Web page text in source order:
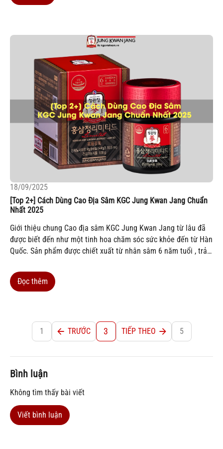
18/09/2025
[Top 2+] Cách Dùng Cao Địa Sâm KGC Jung Kwan Jang Chuẩn
Nhất 2025
Giới thiệu chung Cao địa sâm KGC Jung Kwan Jang từ lâu đã
được biết đến như một tinh hoa chăm sóc sức khỏe đến từ Hàn
Quốc. Sản phẩm được chiết xuất từ nhân sâm 6 năm tuổi , trải
Đọc thêm
1 TRƯỚC 3 TIẾP THEO 5
Bình luận
Không tìm thấy bài viết
Viết bình luận